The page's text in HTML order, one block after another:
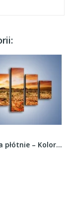
Obraz na płótnie – Kolory ziemi nie tylko na...